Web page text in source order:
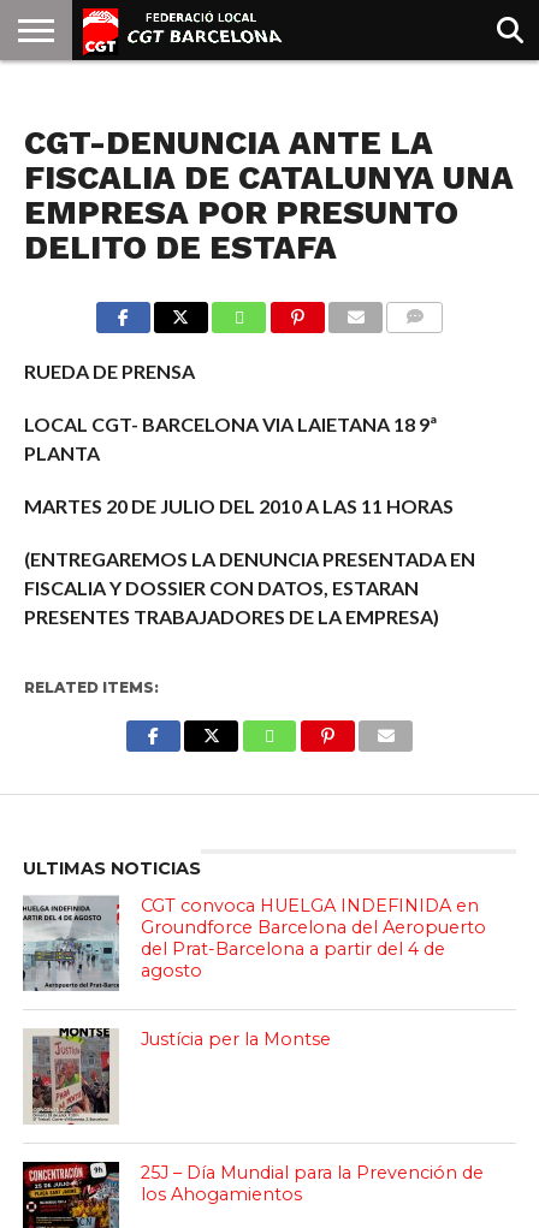
GOLDMAN
CGT-DENUNCIA ANTE LA
FISCALIA DE CATALUNYA UNA
EMPRESA POR PRESUNTO
DELITO DE ESTAFA
RUEDA DE PRENSA
LOCAL CGT- BARCELONA VIA LAIETANA 18 9ª
PLANTA
MARTES 20 DE JULIO DEL 2010 A LAS 11 HORAS
(ENTREGAREMOS LA DENUNCIA PRESENTADA EN
FISCALIA Y DOSSIER CON DATOS, ESTARAN
PRESENTES TRABAJADORES DE LA EMPRESA)
RELATED ITEMS:
ULTIMAS NOTICIAS
CGT convoca HUELGA INDEFINIDA en
Groundforce Barcelona del Aeropuerto
del Prat-Barcelona a partir del 4 de
agosto
Justícia per la Montse
25J – Día Mundial para la Prevención de
los Ahogamientos